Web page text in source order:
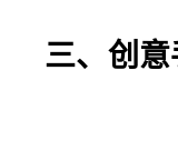
三、创